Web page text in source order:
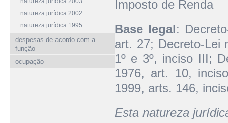
natureza jurídica 2002
natureza jurídica 1995
despesas de acordo com a
função
ocupação
Imposto de Renda
Base legal:
art. 27; Decreto-Lei
1º e 3º, inciso III;
1976, art. 10,
1999, arts. 146,
Esta natureza